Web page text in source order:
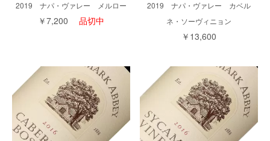
2019 ナパ・ヴァレー メルロー
￥7,200 品切中
2019 ナパ・ヴァレー カベル
ネ・ソーヴィニョン
￥13,600